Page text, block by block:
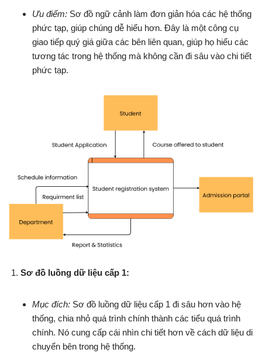
Ưu điểm: Sơ đồ ngữ cảnh làm đơn giản hóa các hệ thống
phức tạp, giúp chúng dễ hiểu hơn. Đây là một công cụ
giao tiếp quý giá giữa các bên liên quan, giúp họ hiểu các
tương tác trong hệ thống mà không cần đi sâu vào chi tiết
phức tạp.
Sơ đồ luồng dữ liệu cấp 1:
Mục đích: Sơ đồ luồng dữ liệu cấp 1 đi sâu hơn vào hệ
thống, chia nhỏ quá trình chính thành các tiểu quá trình
chính. Nó cung cấp cái nhìn chi tiết hơn về cách dữ liệu di
chuyển bên trong hệ thống.